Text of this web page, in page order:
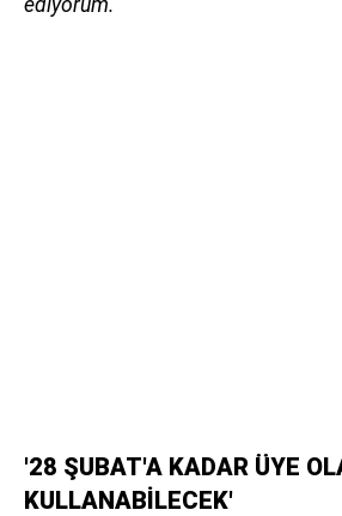
'28 ŞUBAT'A KADAR ÜYE
KULLANABİLECEK'